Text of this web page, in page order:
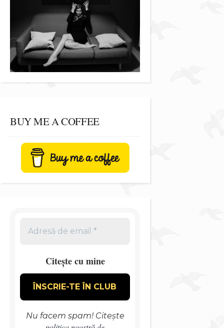
BUY ME A COFFEE
Citește cu mine
Nu facem spam! Citește